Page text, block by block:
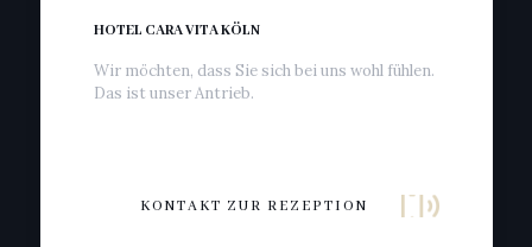
HOTEL CARA VITA KÖLN
Wir möchten, dass Sie sich bei uns wohl fühlen.
Das ist unser Antrieb.
KONTAKT ZUR REZEPTION